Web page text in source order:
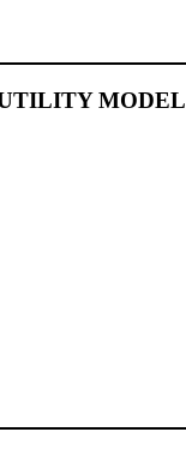
MODEL